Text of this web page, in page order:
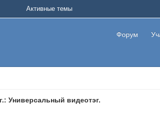
Форум
Активные темы
Универсальный видеотэг.